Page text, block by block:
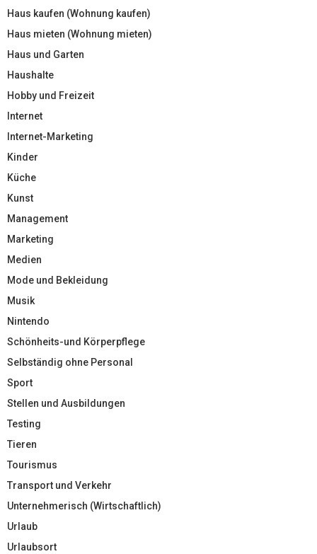
Haus kaufen (Wohnung kaufen)
Haus mieten (Wohnung mieten)
Haus und Garten
Haushalte
Hobby und Freizeit
Internet
Internet-Marketing
Kinder
Küche
Kunst
Management
Marketing
Medien
Mode und Bekleidung
Musik
Nintendo
Schönheits-und Körperpflege
Selbständig ohne Personal
Sport
Stellen und Ausbildungen
Testing
Tieren
Tourismus
Transport und Verkehr
Unternehmerisch (Wirtschaftlich)
Urlaub
Urlaubsort